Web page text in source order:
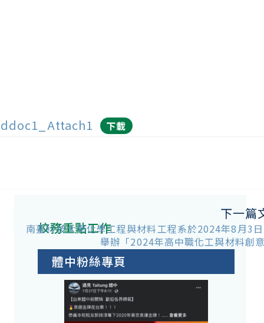
下載
下一篇
南臺科技大學化學工程與材料工程系於2024年8月3
舉辦「2024年高中職化工與材料創
校務重點工作
體中粉絲專頁